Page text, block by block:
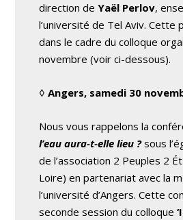
direction deYaël Perlov,
l’université de Tel Aviv. Cette
dans le cadre du colloque
novembre (voir ci-dessous).
◊Angers, samedi 30
Nous vous rappelons la
l’eau aura-t-elle lieu ? sous
de l’association 2 Peuples 2
Loire) en partenariat avec la
l’université d’Angers. Cette
seconde session du colloque